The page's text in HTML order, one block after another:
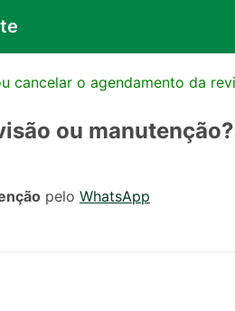
cancelar o agendamento da
ou manutenção?
pelo WhatsApp